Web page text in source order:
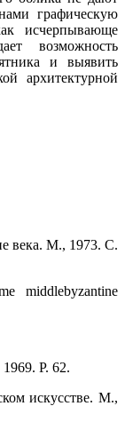
графическую
исчерпывающе
возможность
и выявить
архитектурной
века. М., 1973. С.
middlebyzantine
P. 62.
искусстве. М.,